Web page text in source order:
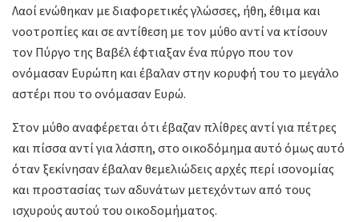
Λαοί ενώθηκαν με διαφορετικές γλώσσες, ήθη, έθιμα και
νοοτροπίες και σε αντίθεση με τον μύθο αντί να κτίσουν
τον Πύργο της Βαβέλ έφτιαξαν ένα πύργο που τον
ονόμασαν Ευρώπη και έβαλαν στην κορυφή του το μεγάλο
αστέρι που το ονόμασαν Ευρώ.
Στον μύθο αναφέρεται ότι έβαζαν πλίθρες αντί για πέτρες
και πίσσα αντί για λάσπη, στο οικοδόμημα αυτό όμως αυτό
όταν ξεκίνησαν έβαλαν θεμελιώδεις αρχές περί ισονομίας
και προστασίας των αδυνάτων μετεχόντων από τους
ισχυρούς αυτού του οικοδομήματος.